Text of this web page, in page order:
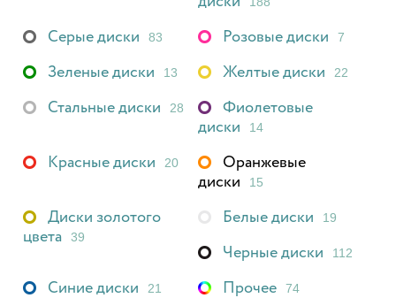
Серые диски 83 Розовые диски 7
Зеленые диски 13 Желтые диски 22
Стальные диски 28
Фиолетовые
диски
14
Красные диски 20
Оранжевые
диски
15
Диски золотого
цвета
39
Белые диски 19
Черные диски 112
Синие диски 21 Прочее 74